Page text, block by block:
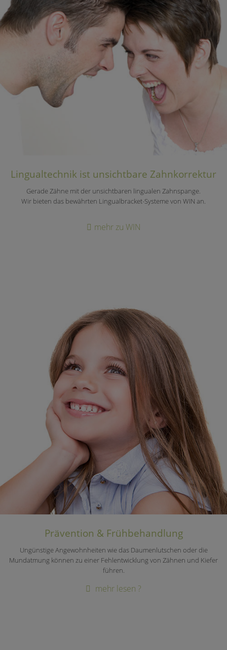
Lingualtechnik ist unsichtbare Zahnkorrektur
Gerade Zähne mit der unsichtbaren lingualen Zahnspange.
Wir bieten das bewährten Lingualbracket-Systeme von WIN an.
mehr zu WIN
Prävention & Frühbehandlung
Ungünstige Angewohnheiten wie das Daumenlutschen oder die
Mundatmung können zu einer Fehlentwicklung von Zähnen und Kiefer
führen.
mehr lesen ?